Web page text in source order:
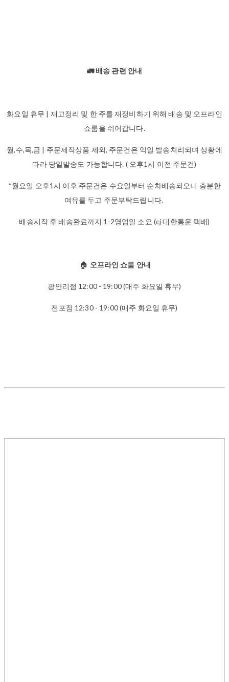
🚛 배송 관련 안내
화요일 휴무 | 재고정리 및 한 주를 재정비하기 위해 배송 및 오프라인
쇼룸을 쉬어갑니다.
월,수,목,금 | 주문제작상품 제외, 주문건은 익일 발송처리되며 상황에
따라 당일발송도 가능합니다. ( 오후1시 이전 주문건)
*월요일 오후1시 이후 주문건은 수요일부터 순차배송되오니 충분한
여유를 두고 주문부탁드립니다.
배송시작 후 배송완료까지 1-2영업일 소요 (cj 대한통운 택배)
🏠 오프라인 쇼룸 안내
광안리점 12:00 - 19:00 (매주 화요일 휴무)
전포점 12:30 - 19:00 (매주 화요일 휴무)